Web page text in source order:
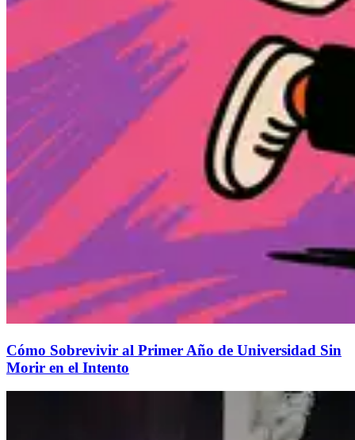
Cómo Sobrevivir al Primer Año de Universidad Sin
Morir en el Intento